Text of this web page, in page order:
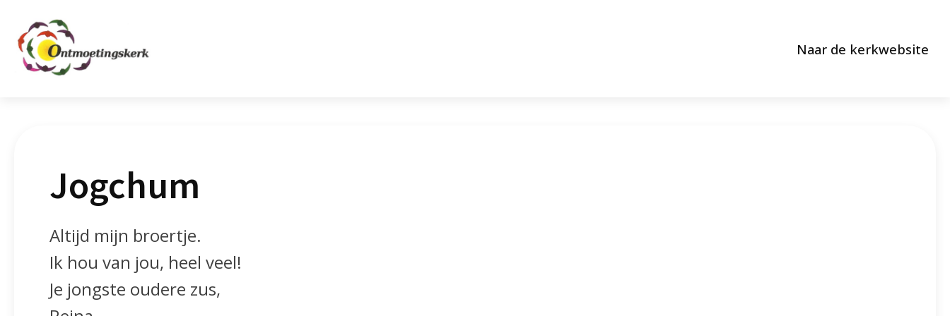
Naar de kerkwebsite
Jogchum
Altijd mijn broertje.
Ik hou van jou, heel veel!
Je jongste oudere zus,